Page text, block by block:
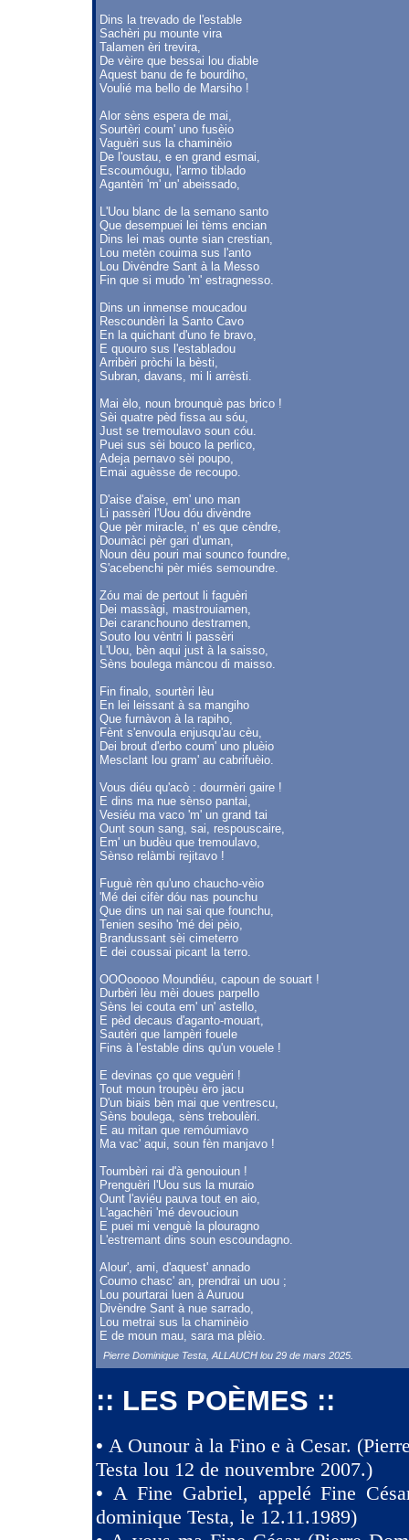
Dins la trevado de l'estable
Sachèri pu mounte vira
Talamen èri trevira,
De vèire que bessai lou diable
Aquest banu de fe bourdiho,
Voulié ma bello de Marsiho !
Alor sèns espera de mai,
Sourtèri coum' uno fusèio
Vaguèri sus la chaminèio
De l'oustau, e en grand esmai,
Escoumóugu, l'armo tiblado
Agantèri 'm' un' abeissado,
L'Uou blanc de la semano santo
Que desempuei lei tèms encian
Dins lei mas ounte sian crestian,
Lou metèn couima sus l'anto
Lou Divèndre Sant à la Messo
Fin que si mudo 'm' estragnesso.
Dins un inmense moucadou
Rescoundèri la Santo Cavo
En la quichant d'uno fe bravo,
E quouro sus l'establadou
Arribèri pròchi la bèsti,
Subran, davans, mi li arrèsti.
Mai èlo, noun brounquè pas brico !
Sèi quatre pèd fissa au sóu,
Just se tremoulavo soun cóu.
Puei sus sèi bouco la perlico,
Adeja pernavo sèi poupo,
Emai aguèsse de recoupo.
D'aise d'aise, em' uno man
Li passèri l'Uou dóu divèndre
Que pèr miracle, n' es que cèndre,
Doumàci pèr gari d'uman,
Noun dèu pouri mai sounco foundre,
S'acebenchi pèr miés semoundre.
Zóu mai de pertout li faguèri
Dei massàgi, mastrouiamen,
Dei caranchouno destramen,
Souto lou vèntri li passèri
L'Uou, bèn aqui just à la saisso,
Sèns boulega màncou di maisso.
Fin finalo, sourtèri lèu
En lei leissant à sa mangiho
Que furnàvon à la rapiho,
Fènt s'envoula enjusqu'au cèu,
Dei brout d'erbo coum' uno pluèio
Mesclant lou gram' au cabrifuèio.
Vous diéu qu'acò : dourmèri gaire !
E dins ma nue sènso pantai,
Vesiéu ma vaco 'm' un grand tai
Ount soun sang, sai, respouscaire,
Em' un budèu que tremoulavo,
Sènso relàmbi rejitavo !
Fuguè rèn qu'uno chaucho-vèio
'Mé dei cifèr dóu nas pounchu
Que dins un nai sai que founchu,
Tenien sesiho 'mé dei pèio,
Brandussant sèi cimeterro
E dei coussai picant la terro.
OOOooooo Moundiéu, capoun de souart !
Durbèri lèu mèi doues parpello
Sèns lei couta em' un' astello,
E pèd decaus d'aganto-mouart,
Sautèri que lampèri fouele
Fins à l'estable dins qu'un vouele !
E devinas ço que veguèri !
Tout moun troupèu èro jacu
D'un biais bèn mai que ventrescu,
Sèns boulega, sèns treboulèri.
E au mitan que remóumiavo
Ma vac' aqui, soun fèn manjavo !
Toumbèri rai d'à genouioun !
Prenguèri l'Uou sus la muraio
Ount l'aviéu pauva tout en aio,
L'agachèri 'mé devoucioun
E puei mi venguè la plouragno
L'estremant dins soun escoundagno.
Alour', ami, d'aquest' annado
Coumo chasc' an, prendrai un uou ;
Lou pourtarai luen à Auruou
Divèndre Sant à nue sarrado,
Lou metrai sus la chaminèio
E de moun mau, sara ma plèio.
Pierre Dominique Testa, ALLAUCH lou 29 de mars 2025.
:: LES POÈMES ::
• A Ounour à la Fino e à Cesar.
Testa lou 12 de nouvembre 2007.)
• A Fine Gabriel, appelé Fine
dominique Testa, le 12.11.1989)